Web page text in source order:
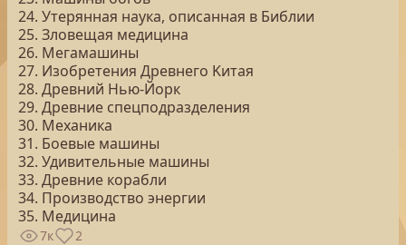
24. Утерянная наука, описанная в Библии
25. Зловещая медицина
26. Мегамашины
27. Изобретения Древнего Kитая
28. Древний Нью-Йорк
29. Древние спецподразделения
30. Механика
31. Боевые машины
32. Удивительные машины
33. Древние корабли
34. Производство энергии
35. Медицина
7к 2